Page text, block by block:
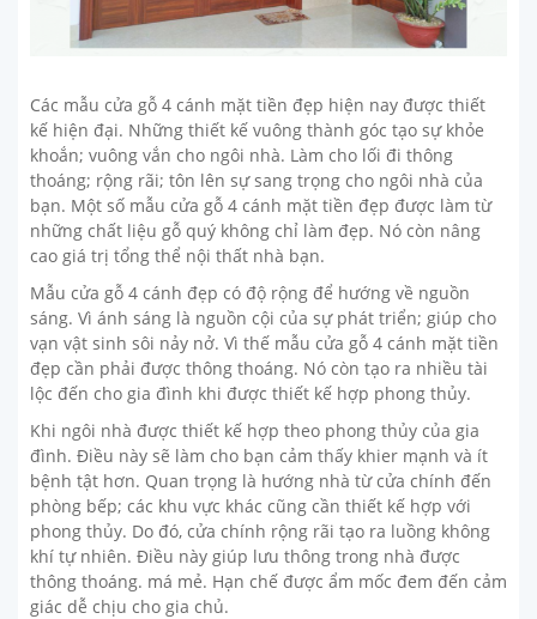
Các mẫu cửa gỗ 4 cánh mặt tiền đẹp hiện nay được thiết
kế hiện đại. Những thiết kế vuông thành góc tạo sự khỏe
khoắn; vuông vắn cho ngôi nhà. Làm cho lối đi thông
thoáng; rộng rãi; tôn lên sự sang trọng cho ngôi nhà của
bạn. Một số mẫu cửa gỗ 4 cánh mặt tiền đẹp được làm từ
những chất liệu gỗ quý không chỉ làm đẹp. Nó còn nâng
cao giá trị tổng thể nội thất nhà bạn.
Mẫu cửa gỗ 4 cánh đẹp có độ rộng để hướng về nguồn
sáng. Vì ánh sáng là nguồn cội của sự phát triển; giúp cho
vạn vật sinh sôi nảy nở. Vì thế mẫu cửa gỗ 4 cánh mặt tiền
đẹp cần phải được thông thoáng. Nó còn tạo ra nhiều tài
lộc đến cho gia đình khi được thiết kế hợp phong thủy.
Khi ngôi nhà được thiết kế hợp theo phong thủy của gia
đình. Điều này sẽ làm cho bạn cảm thấy khier mạnh và ít
bệnh tật hơn. Quan trọng là hướng nhà từ cửa chính đến
phòng bếp; các khu vực khác cũng cần thiết kế hợp với
phong thủy. Do đó, cửa chính rộng rãi tạo ra luồng không
khí tự nhiên. Điều này giúp lưu thông trong nhà được
thông thoáng. má mẻ. Hạn chế được ẩm mốc đem đến cảm
giác dễ chịu cho gia chủ.